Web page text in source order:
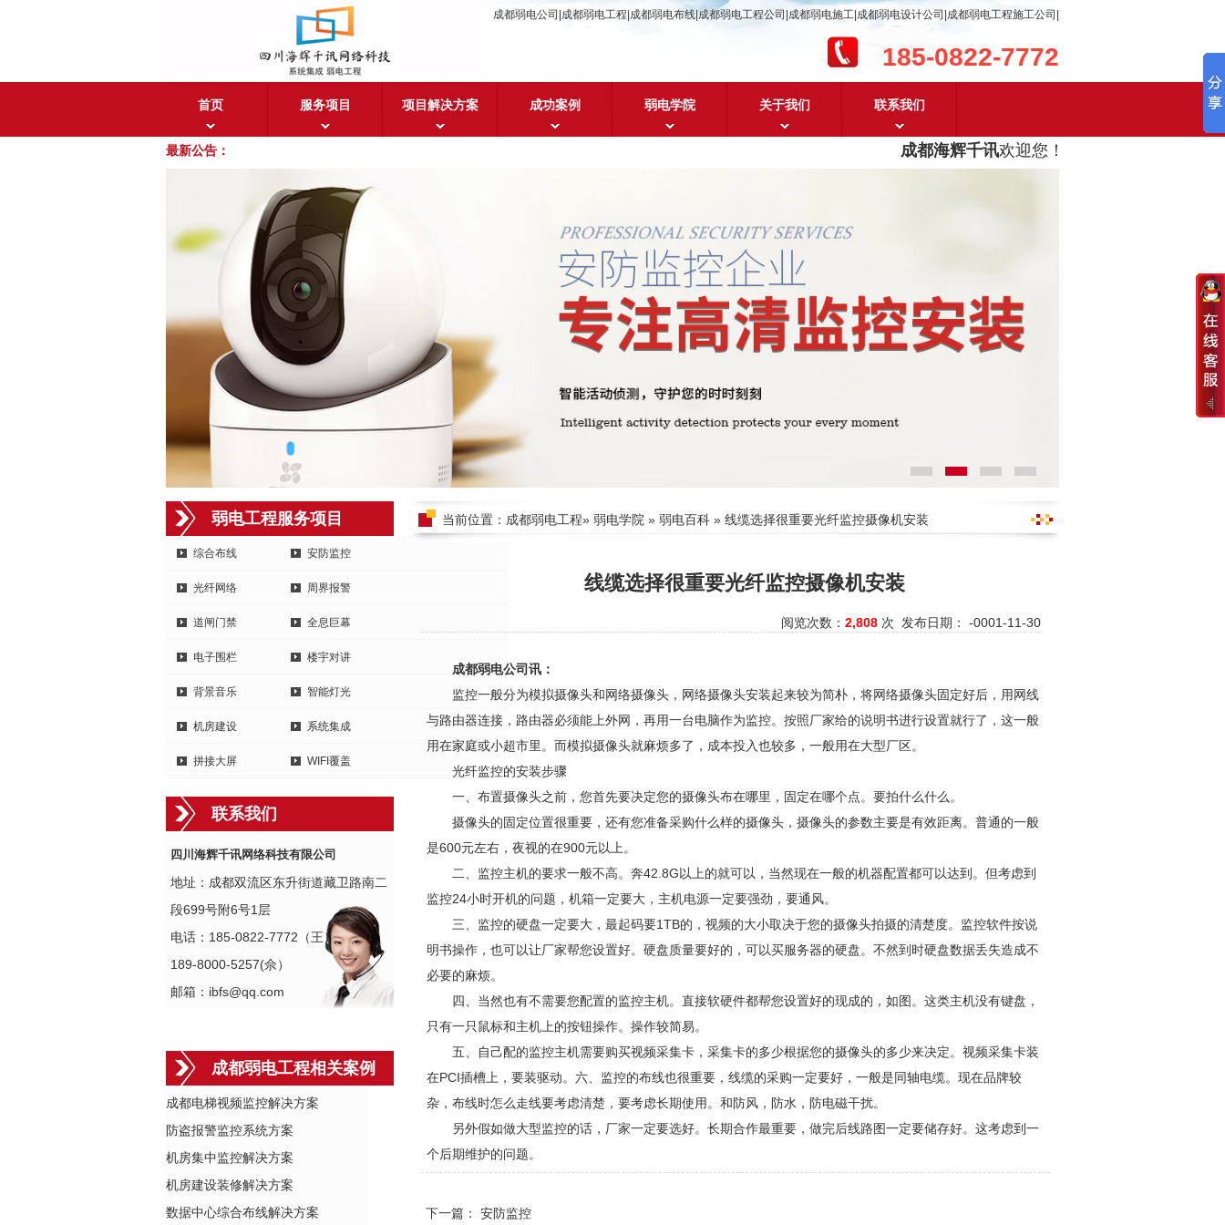
成都弱电公司|成都弱电工程|成都弱电布线|成都弱电工程公司|成都弱电施工|成都弱电设计公司|成都弱电工程施工公司|
185-0822-7772
首页 服务项目 项目解决方案 成功案例 弱电学院 关于我们 联系我们
最新公告： 成都海辉千讯欢迎您！ 成都弱电工程设计及成
弱电工程服务项目
综合布线 安防监控
光纤网络 周界报警
道闸门禁 全息巨幕
电子围栏 楼宇对讲
背景音乐 智能灯光
机房建设 系统集成
拼接大屏 WIFI覆盖
联系我们
四川海辉千讯网络科技有限公司
地址：成都双流区东升街道藏卫路南二
段699号附6号1层
电话：185-0822-7772（王）
189-8000-5257(佘）
邮箱：ibfs@qq.com
成都弱电工程相关案例
成都电梯视频监控解决方案
防盗报警监控系统方案
机房集中监控解决方案
机房建设装修解决方案
数据中心综合布线解决方案
当前位置： 成都弱电工程» 弱电学院 » 弱电百科 » 线缆选择很重要光纤监控摄像机安装
线缆选择很重要光纤监控摄像机安装
阅览次数： 2,808 次 发布日期： -0001-11-30
成都弱电公司讯：
监控一般分为模拟摄像头和网络摄像头，网络摄像头安装起来较为简朴，将网络摄像头固定好后，用网线
与路由器连接，路由器必须能上外网，再用一台电脑作为监控。按照厂家给的说明书进行设置就行了，这一般
用在家庭或小超市里。而模拟摄像头就麻烦多了，成本投入也较多，一般用在大型厂区。
光纤监控的安装步骤
一、布置摄像头之前，您首先要决定您的摄像头布在哪里，固定在哪个点。要拍什么什么。
摄像头的固定位置很重要，还有您准备采购什么样的摄像头，摄像头的参数主要是有效距离。普通的一般
是600元左右，夜视的在900元以上。
二、监控主机的要求一般不高。奔42.8G以上的就可以，当然现在一般的机器配置都可以达到。但考虑到
监控24小时开机的问题，机箱一定要大，主机电源一定要强劲，要通风。
三、监控的硬盘一定要大，最起码要1TB的，视频的大小取决于您的摄像头拍摄的清楚度。监控软件按说
明书操作，也可以让厂家帮您设置好。硬盘质量要好的，可以买服务器的硬盘。不然到时硬盘数据丢失造成不
必要的麻烦。
四、当然也有不需要您配置的监控主机。直接软硬件都帮您设置好的现成的，如图。这类主机没有键盘，
只有一只鼠标和主机上的按钮操作。操作较简易。
五、自己配的监控主机需要购买视频采集卡，采集卡的多少根据您的摄像头的多少来决定。视频采集卡装
在PCI插槽上，要装驱动。六、监控的布线也很重要，线缆的采购一定要好，一般是同轴电缆。现在品牌较
杂，布线时怎么走线要考虑清楚，要考虑长期使用。和防风，防水，防电磁干扰。
另外假如做大型监控的话，厂家一定要选好。长期合作最重要，做完后线路图一定要储存好。这考虑到一
个后期维护的问题。
下一篇： 安防监控